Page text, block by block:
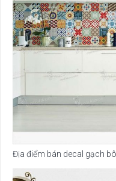
Địa điểm bán decal gạch